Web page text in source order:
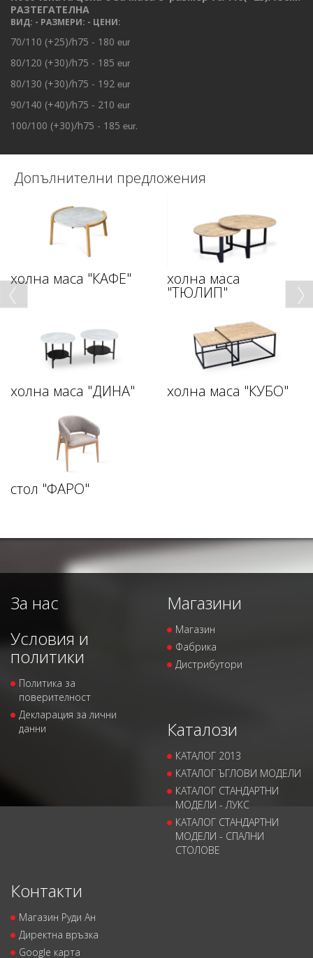
РАЗТЕГАТЕЛНА
ВИД: - РАЗМЕРИ: - ЦЕНИ:
70/110 (+25)/h75 - 180 eur
80/120 (+30)/h75 - 185 eur
80/130 (+30)/h75 - 192 eur
90/140 (+40)/h75 - 210 eur
100/100 (+30)/h75 - 185 eur.
Допълнителни предложения
холна маса "КАФЕ" холна маса
"ТЮЛИП"
холна маса "ДИНА" холна маса "КУБО"
стол "ФАРО"
За нас
Условия и
политики
Политика за
поверителност
Декларация за лични
данни
Магазини
Магазин
Фабрика
Дистрибутори
Каталози
КАТАЛОГ 2013
КАТАЛОГ ЪГЛОВИ МОДЕЛИ
КАТАЛОГ СТАНДАРТНИ
МОДЕЛИ - ЛУКС
КАТАЛОГ СТАНДАРТНИ
МОДЕЛИ - СПАЛНИ
СТОЛОВЕ
Контакти
Магазин Руди Ан
Директна връзка
Google карта